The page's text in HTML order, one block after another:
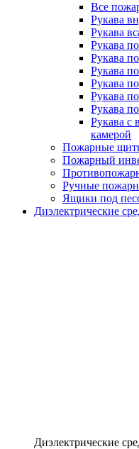
Все
Рукава
Рукава
Рукава
Рукава
Рукава
Рукава
Рукава
Рукава
Рукава с
камерой
Пожарные
Пожарный
Ручные
Ящики под
Диэлектрические
Диэлектрические